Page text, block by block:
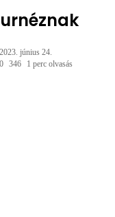
2023. június 24.
0 346 1 perc olvasás